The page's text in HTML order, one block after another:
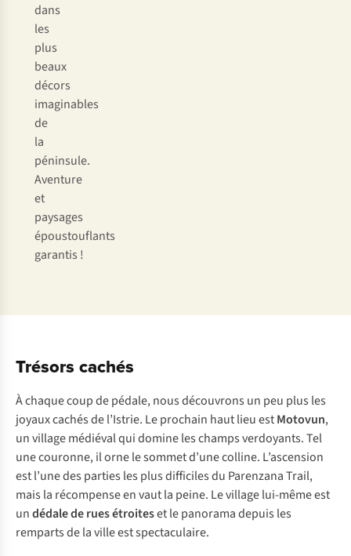
dans
les
plus
beaux
décors
imaginables
de
la
péninsule.
Aventure
et
paysages
époustouflants
garantis !
Trésors cachés
À chaque coup de pédale, nous découvrons un peu plus les
joyaux cachés de l’Istrie. Le prochain haut lieu estMotovun,
un village médiéval qui domine les champs verdoyants. Tel
une couronne, il orne le sommet d’une colline. L’ascension
est l’une des parties les plus difficiles du Parenzana Trail,
mais la récompense en vaut la peine. Le village lui-même est
undédale de rues étroiteset le panorama depuis les
remparts de la ville est spectaculaire.